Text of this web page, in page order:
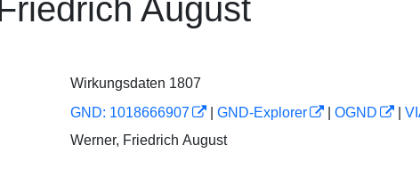
August
Wirkungsdaten 1807
GND: 1018666907 GND-Explorer OGND
Werner, Friedrich August